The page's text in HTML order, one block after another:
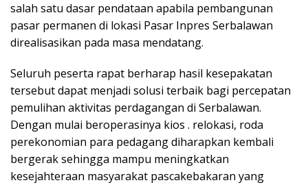
salah satu dasar pendataan apabila pembangunan
pasar permanen di lokasi Pasar Inpres Serbalawan
direalisasikan pada masa mendatang.
Seluruh peserta rapat berharap hasil kesepakatan
tersebut dapat menjadi solusi terbaik bagi percepatan
pemulihan aktivitas perdagangan di Serbalawan.
Dengan mulai beroperasinya kios . relokasi, roda
perekonomian para pedagang diharapkan kembali
bergerak sehingga mampu meningkatkan
kesejahteraan masyarakat pascakebakaran yang